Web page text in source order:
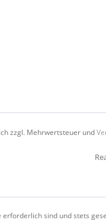
zzgl. Mehrwertsteuer und
sind und stets